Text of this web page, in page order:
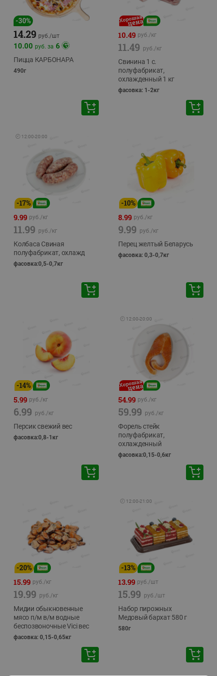
-30%
14.29 руб./шт
10.00 руб. за 6
Пицца КАРБОНАРА
490г
10.49 руб./кг
11.49 руб./кг
Свинина 1 с.
полуфабрикат,
охлажденный 1 кг
фасовка: 1-2кг
🕘 12:00-20:00
-17%
9.99 руб./кг
11.99 руб./кг
Колбаса Свиная
полуфабрикат, охлажд
фасовка:0,5-0,7кг
-10%
8.99 руб./кг
9.99 руб./кг
Перец желтый Беларусь
фасовка: 0,3-0,7кг
-14%
5.99 руб./кг
6.99 руб./кг
Персик свежий вес
фасовка:0,8-1кг
🕘 12:00-20:00
54.99 руб./кг
59.99 руб./кг
Форель стейк
полуфабрикат,
охлажденный
фасовка:0,15-0,6кг
-20%
15.99 руб./кг
19.99 руб./кг
Мидии обыкновенные
мясо п/м в/м водные
беспозвоночные Vici вес
фасовка: 0,15-0,65кг
🕘 12:00-21:00
-13%
13.99 руб./шт
15.99 руб./шт
Набор пирожных
Медовый бархат 580 г
580г